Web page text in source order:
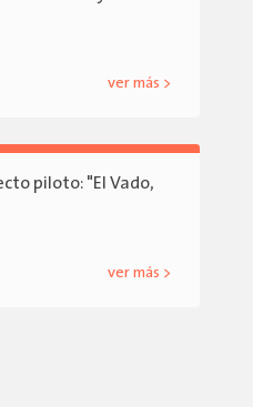
ver más >
piloto: "El Vado,
ver más >